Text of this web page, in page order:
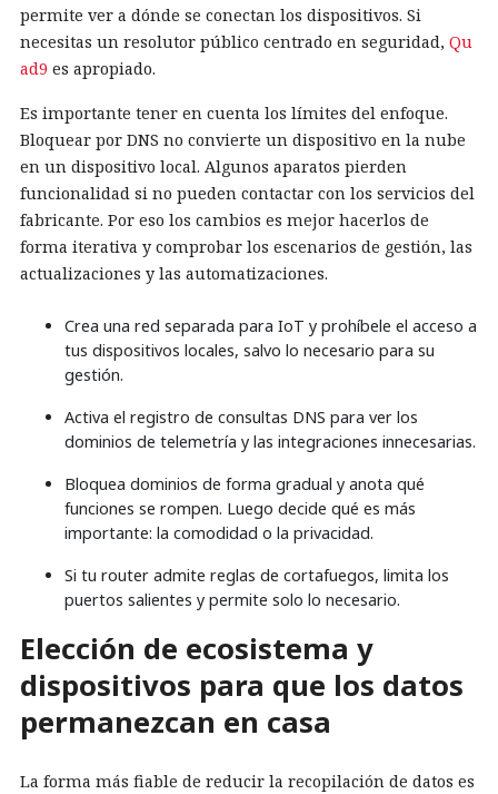
permite ver a dónde se conectan los dispositivos. Si
necesitas un resolutor público centrado en seguridad, Qu
ad9 es apropiado.
Es importante tener en cuenta los límites del enfoque.
Bloquear por DNS no convierte un dispositivo en la nube
en un dispositivo local. Algunos aparatos pierden
funcionalidad si no pueden contactar con los servicios del
fabricante. Por eso los cambios es mejor hacerlos de
forma iterativa y comprobar los escenarios de gestión, las
actualizaciones y las automatizaciones.
Crea una red separada para IoT y prohíbele el acceso a
tus dispositivos locales, salvo lo necesario para su
gestión.
Activa el registro de consultas DNS para ver los
dominios de telemetría y las integraciones innecesarias.
Bloquea dominios de forma gradual y anota qué
funciones se rompen. Luego decide qué es más
importante: la comodidad o la privacidad.
Si tu router admite reglas de cortafuegos, limita los
puertos salientes y permite solo lo necesario.
Elección de ecosistema y
dispositivos para que los datos
permanezcan en casa
La forma más fiable de reducir la recopilación de datos es